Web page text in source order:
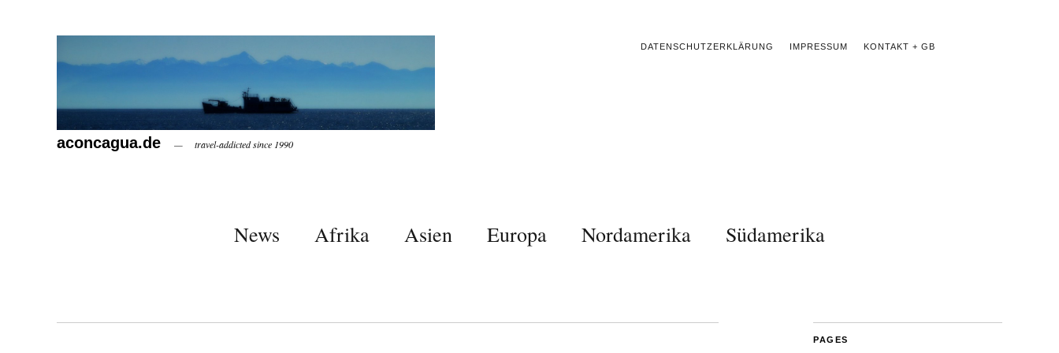
DATENSCHUTZERKLÄRUNG IMPRESSUM KONTAKT + GB
aconcagua.de travel-addicted since 1990
News Afrika Asien Europa Nordamerika Südamerika
PAGES